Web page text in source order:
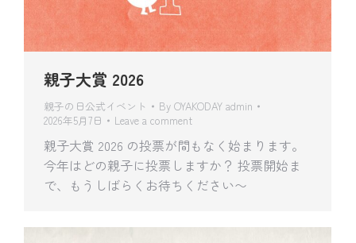
親子大賞 2026
親子の日公式イベント By OYAKODAY admin
2026年5月7日
Leave a comment
親子大賞 2026 の投票が間もなく始まります。
今年はどの親子に投票しますか？ 投票開始ま
で、もうしばらくお待ちください〜